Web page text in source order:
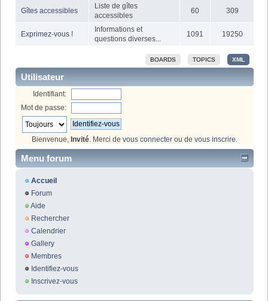
Gîtes accessibles
Liste de gîtes
accessibles
60 309
Exprimez-vous !
Informations et
questions diverses...
1091 19250
BOARDS TOPICS XML
Utilisateur
Identifiant:
Mot de passe:
Bienvenue, Invité . Merci de vous connecter ou de vous inscrire
Menu forum
Accueil
Forum
Aide
Rechercher
Calendrier
Gallery
Membres
Identifiez-vous
Inscrivez-vous